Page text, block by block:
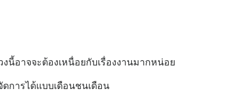
นี้อาจจะต้องเหนื่อยกับเรื่องงานมากหน่อย
ดการได้แบบเดือนชนเดือน